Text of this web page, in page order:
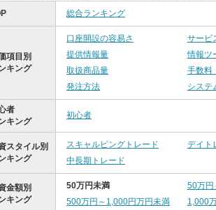
総合ランキング
項目別
キング
口座開設の容易さ サービ
提供情報量
情報ツ
取扱商品量
手数料
発注方法
システ
者
キング
初心者
スタイル別
キング
スキャルピングトレード デイト
中長期トレード
金額別
キング
50万円未満 50万円
500万円～1,000円万円未満
1,000